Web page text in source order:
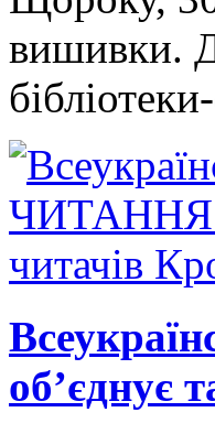
вишивки.
об’єднує